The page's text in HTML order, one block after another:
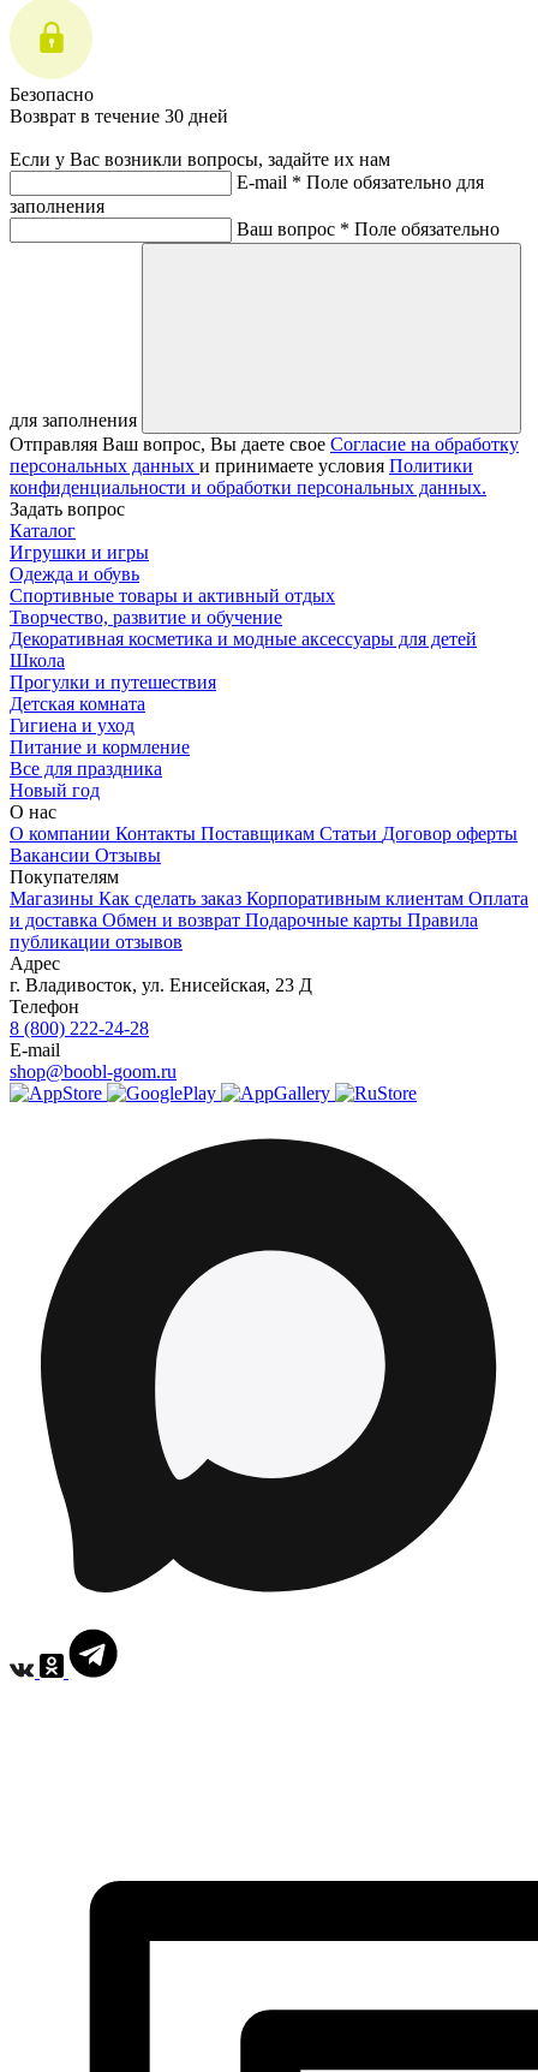
Безопасно
Возврат в течение 30 дней
Если у Вас возникли вопросы, задайте их нам
E-mail * Поле обязательно для
заполнения
Ваш вопрос * Поле обязательно
для заполнения
Отправляя Ваш вопрос, Вы даете свое Согласие на обработку
персональных данных и принимаете условия Политики
конфиденциальности и обработки персональных данных.
Задать вопрос
Каталог
Игрушки и игры
Одежда и обувь
Спортивные товары и активный отдых
Творчество, развитие и обучение
Декоративная косметика и модные аксессуары для детей
Школа
Прогулки и путешествия
Детская комната
Гигиена и уход
Питание и кормление
Все для праздника
Новый год
О нас
О компании Контакты Поставщикам Статьи Договор оферты
Вакансии Отзывы
Покупателям
Магазины Как сделать заказ Корпоративным клиентам Оплата
и доставка Обмен и возврат Подарочные карты Правила
публикации отзывов
Адрес
г. Владивосток, ул. Енисейская, 23 Д
Телефон
8 (800) 222-24-28
E-mail
shop@boobl-goom.ru